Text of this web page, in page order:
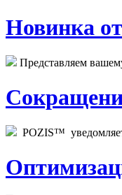
Новинка
Представляем
POZIS™